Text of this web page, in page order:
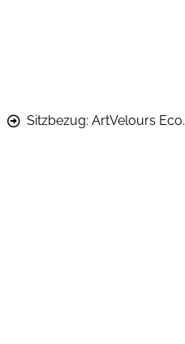
Sitzbezug: ArtVelours Eco.